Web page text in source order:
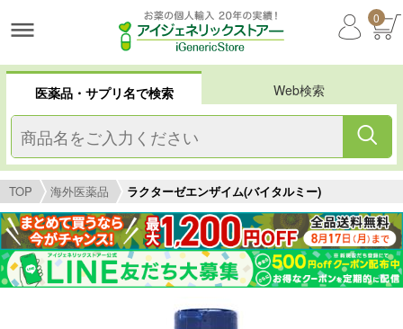
0
医薬品・サプリ名で検索 Web検索
TOP 海外医薬品 ラクターゼエンザイム(バイタルミー)